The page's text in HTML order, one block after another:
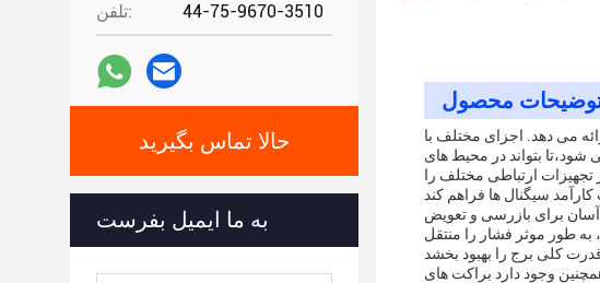
تلفن: 44-75-9670-3510
حالا تماس بگیرید
به ما ایمیل بفرست
می دهد. اجزای مختلف با
بتواند در محیط های
تجهیزات ارتباطی مختلف را
آسان برای بازرسی و تعویض
به طور موثر فشار را منتقل
وجود دارد براکت های